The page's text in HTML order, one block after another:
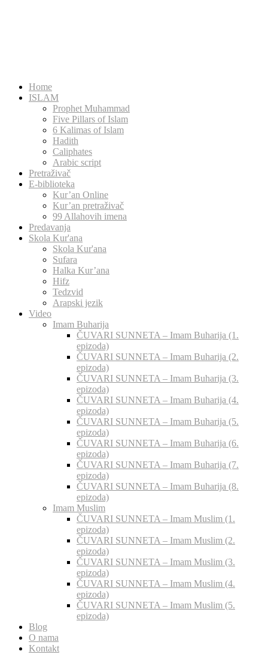
Home
ISLAM
Prophet Muhammad
Five Pillars of Islam
6 Kalimas of Islam
Hadith
Caliphates
Arabic script
Pretraživač
E-biblioteka
Kur’an Online
Kur’an pretraživač
99 Allahovih imena
Predavanja
Skola Kur'ana
Skola Kur'ana
Sufara
Halka Kur’ana
Hifz
Tedzvid
Arapski jezik
Video
Imam Buharija
ČUVARI SUNNETA – Imam Buharija (1.
epizoda)
ČUVARI SUNNETA – Imam Buharija (2.
epizoda)
ČUVARI SUNNETA – Imam Buharija (3.
epizoda)
ČUVARI SUNNETA – Imam Buharija (4.
epizoda)
ČUVARI SUNNETA – Imam Buharija (5.
epizoda)
ČUVARI SUNNETA – Imam Buharija (6.
epizoda)
ČUVARI SUNNETA – Imam Buharija (7.
epizoda)
ČUVARI SUNNETA – Imam Buharija (8.
epizoda)
Imam Muslim
ČUVARI SUNNETA – Imam Muslim (1.
epizoda)
ČUVARI SUNNETA – Imam Muslim (2.
epizoda)
ČUVARI SUNNETA – Imam Muslim (3.
epizoda)
ČUVARI SUNNETA – Imam Muslim (4.
epizoda)
ČUVARI SUNNETA – Imam Muslim (5.
epizoda)
Blog
O nama
Kontakt